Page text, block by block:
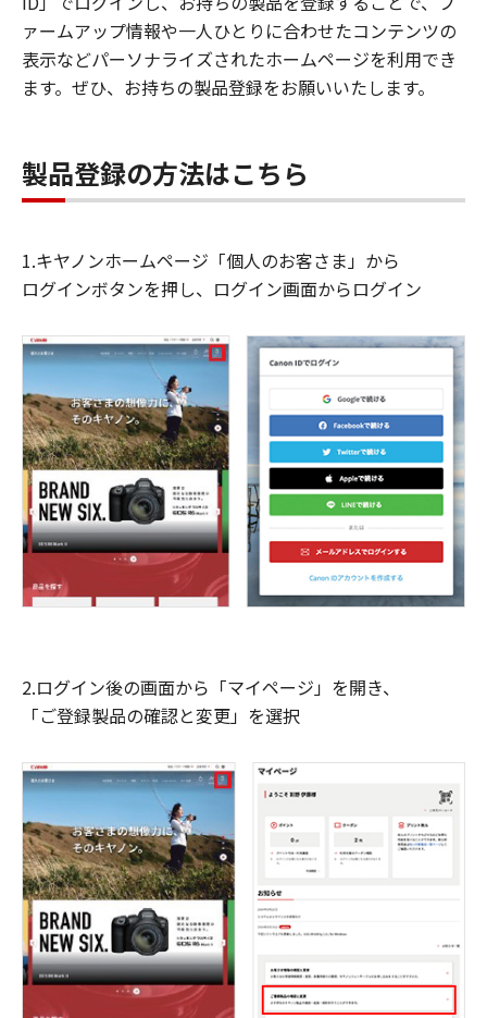
ァームアップ情報や一人ひとりに合わせたコンテンツの
表示などパーソナライズされたホームページを利用でき
ます。ぜひ、お持ちの製品登録をお願いいたします。
製品登録の方法はこちら
1.キヤノンホームページ「個人のお客さま」から
ログインボタンを押し、ログイン画面からログイン
2.ログイン後の画面から「マイページ」を開き、
「ご登録製品の確認と変更」を選択